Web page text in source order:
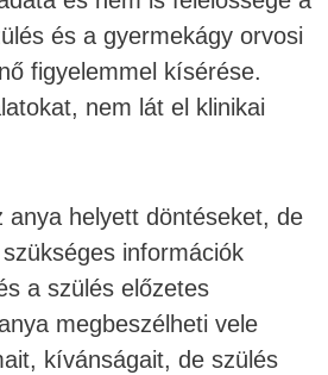
és a gyermekágy orvosi
figyelemmel kísérése.
nem lát el klinikai
anya helyett döntéseket, de
információk
a szülés előzetes
megbeszélheti vele
kívánságait, de szülés